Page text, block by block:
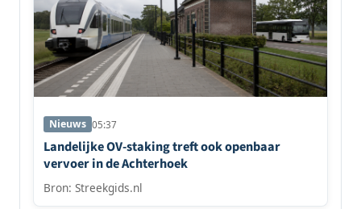
Nieuws 05:37
Landelijke OV-staking treft ook openbaar
vervoer in de Achterhoek
Bron: Streekgids.nl